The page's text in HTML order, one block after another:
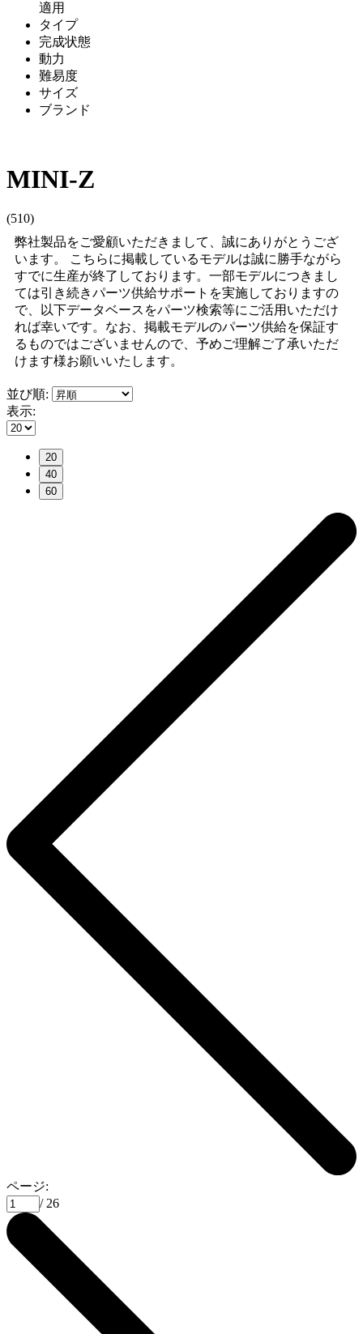
適用
タイプ
完成状態
動力
難易度
サイズ
ブランド
MINI-Z
(510)
弊社製品をご愛顧いただきまして、誠にありがとうござ
います。 こちらに掲載しているモデルは誠に勝手ながら
すでに生産が終了しております。一部モデルにつきまし
ては引き続きパーツ供給サポートを実施しておりますの
で、以下データベースをパーツ検索等にご活用いただけ
れば幸いです。なお、掲載モデルのパーツ供給を保証す
るものではございませんので、予めご理解ご了承いただ
けます様お願いいたします。
並び順:
表示:
20
40
60
ページ:
/ 26